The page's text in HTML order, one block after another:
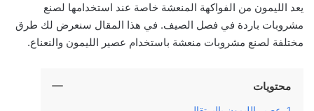
يعد الليمون من الفواكهة المنعشة خاصة عند استخدامها لصنع
مشروبات باردة في فصل الصيف. في هذا المقال سنعرض لك طرق
مختلفة لصنع مشروبات منعشة باستخدام عصير الليمون والنعناع.
محتويات